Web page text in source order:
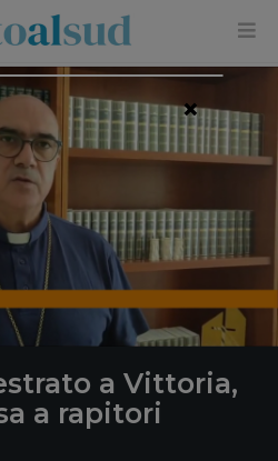
a Vittoria,
a rapitori
×